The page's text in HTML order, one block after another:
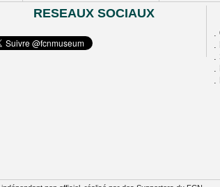
RESEAUX SOCIAUX
.
.
.
.
.